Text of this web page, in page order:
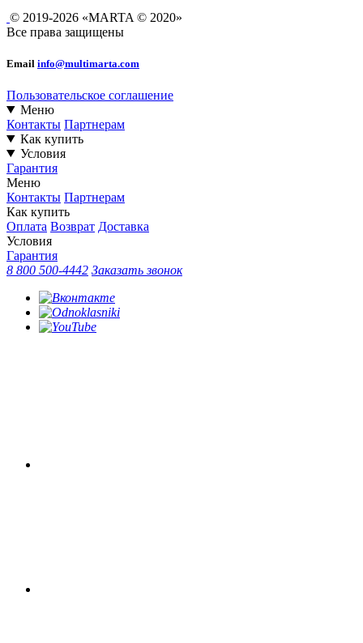
© 2019-2026 «MARTA © 2020»
Все права защищены
Email info@multimarta.com
Пользовательское соглашение
Меню
Контакты Партнерам
Как купить
Условия
Гарантия
Меню
Контакты Партнерам
Как купить
Оплата Возврат Доставка
Условия
Гарантия
8 800 500-4442 Заказать звонок